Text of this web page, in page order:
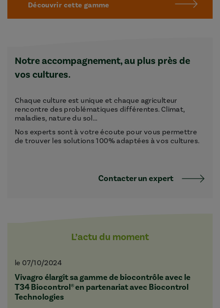
Découvrir cette gamme
Notre accompagnement, au plus près de
vos cultures.
Chaque culture est unique et chaque agriculteur
rencontre des problématiques différentes. Climat,
maladies, nature du sol...
Nos experts sont à votre écoute pour vous permettre
de trouver les solutions 100% adaptées à vos cultures.
Contacter un expert
L’actu du moment
le 07/10/2024
Vivagro élargit sa gamme de biocontrôle avec le
T34 Biocontrol® en partenariat avec Biocontrol
Technologies